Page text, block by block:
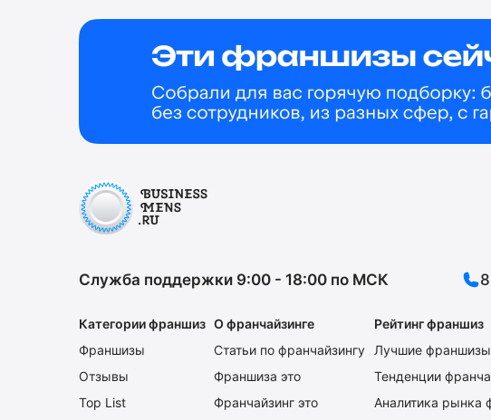
Служба поддержки 9:00 - 18:00 по МСК
Категории франшиз
Франшизы
Отзывы
Top List
О франчайзинге
Статьи по франчайзингу
Франшиза это
Франчайзинг это
Рейтинг франшиз
Лучшие
Тенденции
Аналитика рынка